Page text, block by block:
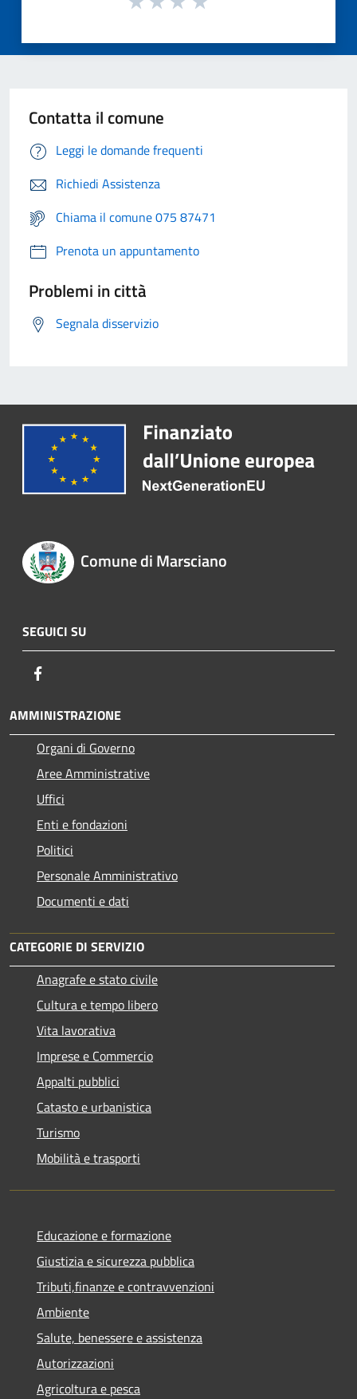
Contatta il comune
Leggi le domande frequenti
Richiedi Assistenza
Chiama il comune 075 87471
Prenota un appuntamento
Problemi in città
Segnala disservizio
Comune di Marsciano
SEGUICI SU
AMMINISTRAZIONE
Organi di Governo
Aree Amministrative
Uffici
Enti e fondazioni
Politici
Personale Amministrativo
Documenti e dati
CATEGORIE DI SERVIZIO
Anagrafe e stato civile
Cultura e tempo libero
Vita lavorativa
Imprese e Commercio
Appalti pubblici
Catasto e urbanistica
Turismo
Mobilità e trasporti
Educazione e formazione
Giustizia e sicurezza pubblica
Tributi,finanze e contravvenzioni
Ambiente
Salute, benessere e assistenza
Autorizzazioni
Agricoltura e pesca